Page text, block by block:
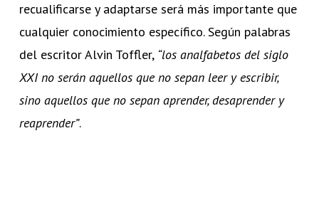
recualificarse y adaptarse será más importante que
cualquier conocimiento específico. Según palabras
del escritor Alvin Toffler, “los analfabetos del siglo
XXI no serán aquellos que no sepan leer y escribir,
sino aquellos que no sepan aprender, desaprender y
reaprender”.